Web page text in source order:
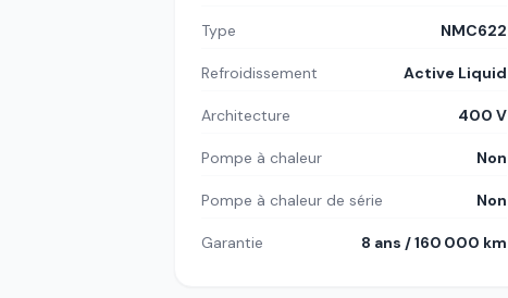
Type NMC622
Refroidissement Active Liquid
Architecture 400 V
Pompe à chaleur Non
Pompe à chaleur de série Non
Garantie 8 ans / 160 000 km